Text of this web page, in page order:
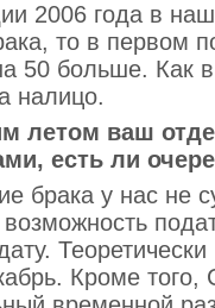
2006 года в
то в первом
50 больше. Как
налицо.
летом ваш
есть ли
брака у нас не
Кроме